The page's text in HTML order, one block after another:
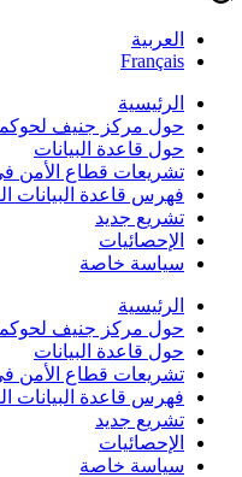
العربية
Français
الرئيسية
حول مركز جنيف
حول قاعدة البيانات
تشريعات قطاع الأمن في
فهرس قاعدة البيانات
تشريع جديد
الإحصائيات
سياسة خاصة
الرئيسية
حول مركز جنيف
حول قاعدة البيانات
تشريعات قطاع الأمن في
فهرس قاعدة البيانات
تشريع جديد
الإحصائيات
سياسة خاصة